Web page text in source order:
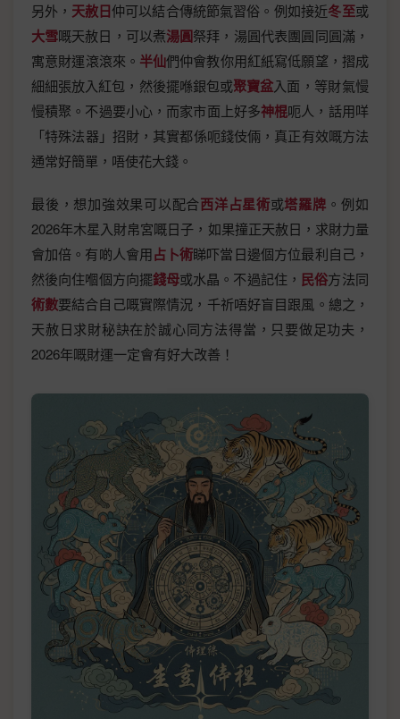
另外， 天赦日仲可以結合傳統節氣習俗。例如接近冬至或
大雪嘅天赦日，可以煮湯圓祭拜，湯圓代表團圓同圓滿，
寓意財運滾滾來。 半仙們仲會教你用紅紙寫低願望，摺成
細細張放入紅包，然後擺喺銀包或聚寶盆入面，等財氣慢
慢積聚。不過要小心，而家市面上好多神棍呃人，話用咩
「特殊法器」招財，其實都係呃錢伎倆，真正有效嘅方法
通常好簡單，唔使花大錢。
最後，想加強效果可以配合西洋占星術或塔羅牌 。例如
2026年木星入財帛宮嘅日子，如果撞正天赦日，求財力量
會加倍。有啲人會用占卜術睇吓當日邊個方位最利自己，
然後向住嗰個方向擺錢母或水晶。不過記住， 民俗方法同
術數要結合自己嘅實際情況，千祈唔好盲目跟風。總之，
天赦日求財秘訣在於誠心同方法得當，只要做足功夫，
2026年嘅財運一定會有好大改善！